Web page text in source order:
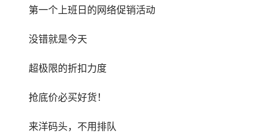
第一个上班日的网络促销活动
没错就是今天
超极限的折扣力度
抢底价必买好货！
来洋码头，不用排队